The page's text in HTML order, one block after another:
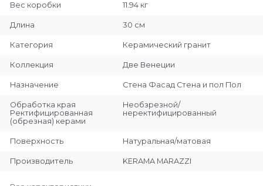
Вес коробки 11.94 кг
Длина 30 см
Категория Керамический гранит
Коллекция Две Венеции
Назначение Стена Фасад Стена и пол Пол
Обработка края
Ректифицированная
(обрезная) керами
Необзрезной/
неректифицированный
Поверхность Натуральная/матовая
Производитель KERAMA MARAZZI